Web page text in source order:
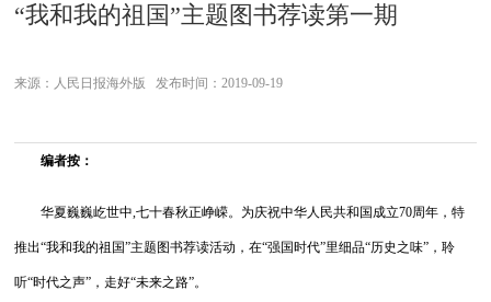
“我和我的祖国”主题图书荐读第一期
来源：人民日报海外版 发布时间：2019-09-19
编者按：
华夏巍巍屹世中,七十春秋正峥嵘。为庆祝中华人民共和国成立70周年，特
推出“我和我的祖国”主题图书荐读活动，在“强国时代”里细品“历史之味”，聆
听“时代之声”，走好“未来之路”。